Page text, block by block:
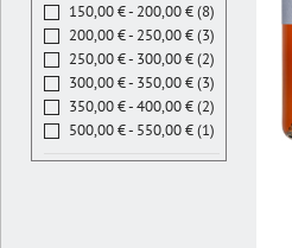
150,00 € - 200,00 € (8)
200,00 € - 250,00 € (3)
250,00 € - 300,00 € (2)
300,00 € - 350,00 € (3)
350,00 € - 400,00 € (2)
500,00 € - 550,00 € (1)